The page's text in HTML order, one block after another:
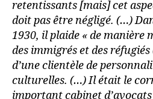
retentissants [mais] cet
doit pas être négligé. (…)
1930, il plaide « de manière
des immigrés et des
d’une clientèle de
culturelles. (…) Il était le
important cabinet